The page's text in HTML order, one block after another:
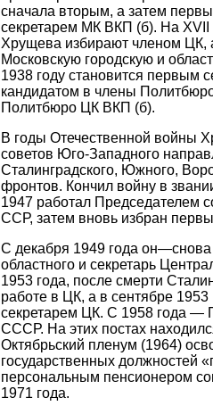
сначала вторым, а затем
секретарем МК ВКП (б). На ХVII
Хрущева избирают членом ЦК,
Московскую городскую и
1938 году становится первым
кандидатом в члены
Политбюро ЦК ВКП (б).
В годы Отечественной войны
советов Юго-Западного
Сталинградского, Южного,
фронтов. Кончил войну в
1947 работал Председателем
ССР, затем вновь избран
С декабря 1949 года
областного и секретарь
1953 года, после смерти
работе в ЦК, а в сентябре
секретарем ЦК. С 1958 года —
СССР. На этих постах
Октябрьский пленум (1964)
государственных должностей
персональным пенсионером
1971 года.